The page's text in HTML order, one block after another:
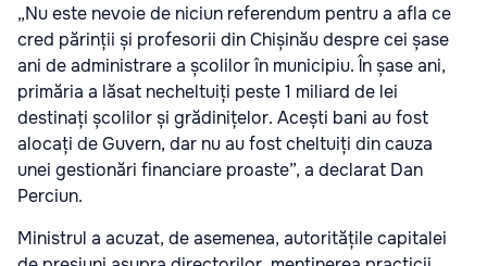
„Nu este nevoie de niciun referendum pentru a afla ce
cred părinții și profesorii din Chișinău despre cei șase
ani de administrare a școlilor în municipiu. În șase ani,
primăria a lăsat necheltuiți peste 1 miliard de lei
destinați școlilor și grădinițelor. Acești bani au fost
alocați de Guvern, dar nu au fost cheltuiți din cauza
unei gestionări financiare proaste”, a declarat Dan
Perciun.
Ministrul a acuzat, de asemenea, autoritățile capitalei